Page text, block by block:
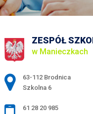
ZESPÓŁ
w Manieczkach
Adres pocztowy:
63-112 Brodnica
Szkolna 6
61 28 20 985